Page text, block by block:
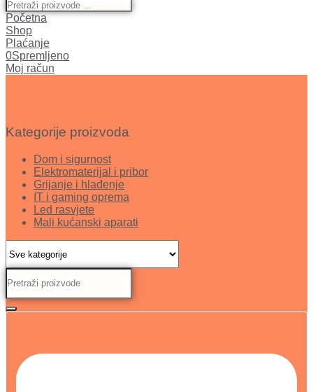
Početna
Shop
Plaćanje
0Spremljeno
Moj račun
Kategorije proizvoda
Dom i sigurnost
Elektromaterijal i pribor
Grijanje i hlađenje
IT i gaming oprema
Led rasvjete
Mali kućanski aparati